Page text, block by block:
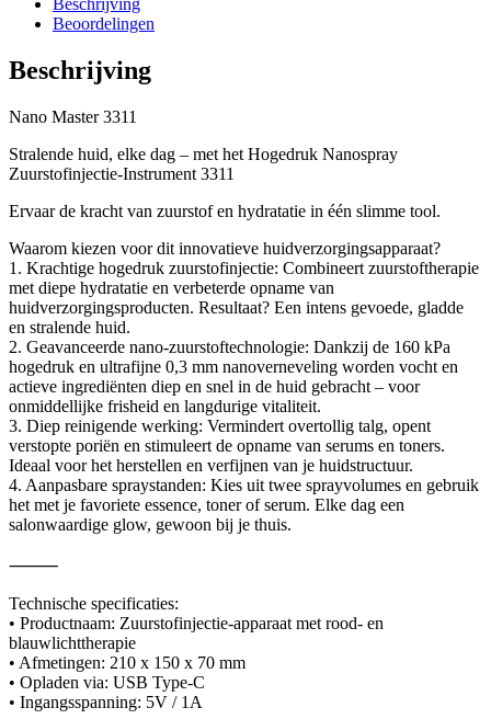
Beschrijving
Beoordelingen
Beschrijving
Nano Master 3311
Stralende huid, elke dag – met het Hogedruk Nanospray
Zuurstofinjectie-Instrument 3311
Ervaar de kracht van zuurstof en hydratatie in één slimme tool.
Waarom kiezen voor dit innovatieve huidverzorgingsapparaat?
1. Krachtige hogedruk zuurstofinjectie: Combineert zuurstoftherapie
met diepe hydratatie en verbeterde opname van
huidverzorgingsproducten. Resultaat? Een intens gevoede, gladde
en stralende huid.
2. Geavanceerde nano-zuurstoftechnologie: Dankzij de 160 kPa
hogedruk en ultrafijne 0,3 mm nanoverneveling worden vocht en
actieve ingrediënten diep en snel in de huid gebracht – voor
onmiddellijke frisheid en langdurige vitaliteit.
3. Diep reinigende werking: Vermindert overtollig talg, opent
verstopte poriën en stimuleert de opname van serums en toners.
Ideaal voor het herstellen en verfijnen van je huidstructuur.
4. Aanpasbare spraystanden: Kies uit twee sprayvolumes en gebruik
het met je favoriete essence, toner of serum. Elke dag een
salonwaardige glow, gewoon bij je thuis.
⸻
Technische specificaties:
• Productnaam: Zuurstofinjectie-apparaat met rood- en
blauwlichttherapie
• Afmetingen: 210 x 150 x 70 mm
• Opladen via: USB Type-C
• Ingangsspanning: 5V / 1A